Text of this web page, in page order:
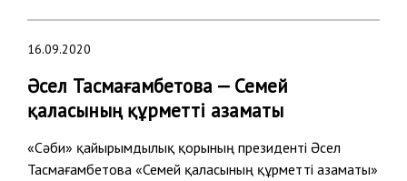
16.09.2020
Әсел Тасмағамбетова — Семей
қаласының құрметті азаматы
«Сәби» қайырымдылық қорының президенті Әсел
Тасмағамбетова «Семей қаласының құрметті азаматы»